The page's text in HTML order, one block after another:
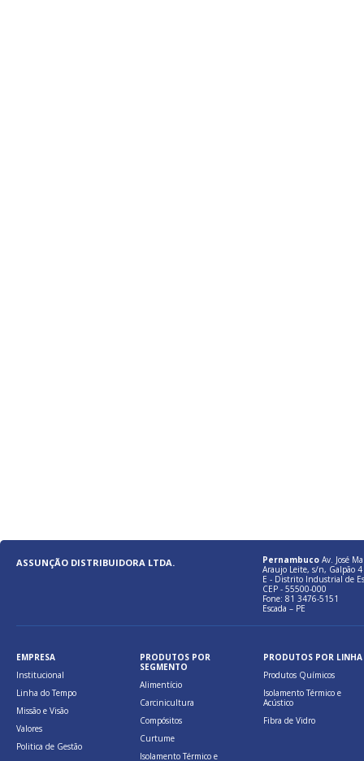
ASSUNÇÃO DISTRIBUIDORA LTDA. Pernambuco Av. José
Araujo Leite, s/n, Galpão 4
E - Distrito Industrial de
CEP - 55500-000
Fone: 81 3476-5151
Escada – PE
EMPRESA
Institucional
Linha do Tempo
Missão e Visão
Valores
Politica de Gestão
PRODUTOS POR
SEGMENTO
Alimentício
Carcinicultura
Compósitos
Curtume
Isolamento Térmico e
PRODUTOS POR LINHA
Produtos Químicos
Isolamento Térmico e
Acústico
Fibra de Vidro